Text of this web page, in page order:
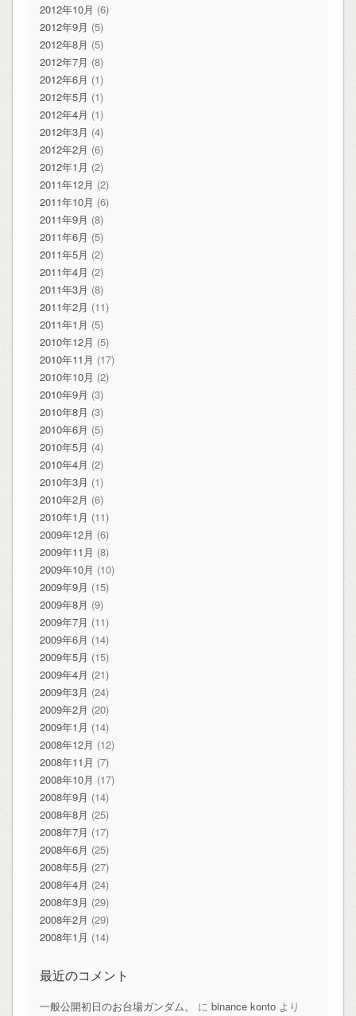
2012年10月 (6)
2012年9月 (5)
2012年8月 (5)
2012年7月 (8)
2012年6月 (1)
2012年5月 (1)
2012年4月 (1)
2012年3月 (4)
2012年2月 (6)
2012年1月 (2)
2011年12月 (2)
2011年10月 (6)
2011年9月 (8)
2011年6月 (5)
2011年5月 (2)
2011年4月 (2)
2011年3月 (8)
2011年2月 (11)
2011年1月 (5)
2010年12月 (5)
2010年11月 (17)
2010年10月 (2)
2010年9月 (3)
2010年8月 (3)
2010年6月 (5)
2010年5月 (4)
2010年4月 (2)
2010年3月 (1)
2010年2月 (6)
2010年1月 (11)
2009年12月 (6)
2009年11月 (8)
2009年10月 (10)
2009年9月 (15)
2009年8月 (9)
2009年7月 (11)
2009年6月 (14)
2009年5月 (15)
2009年4月 (21)
2009年3月 (24)
2009年2月 (20)
2009年1月 (14)
2008年12月 (12)
2008年11月 (7)
2008年10月 (17)
2008年9月 (14)
2008年8月 (25)
2008年7月 (17)
2008年6月 (25)
2008年5月 (27)
2008年4月 (24)
2008年3月 (29)
2008年2月 (29)
2008年1月 (14)
最近のコメント
一般公開初日のお台場ガンダム。 に binance kontoより